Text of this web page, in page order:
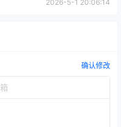
2026-5-1 20:06:14
确认修改